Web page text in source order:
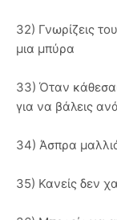
32) Γνωρίζεις
μια μπύρα
33) Όταν
για να βάλεις
34) Άσπρα
35) Κανείς δεν